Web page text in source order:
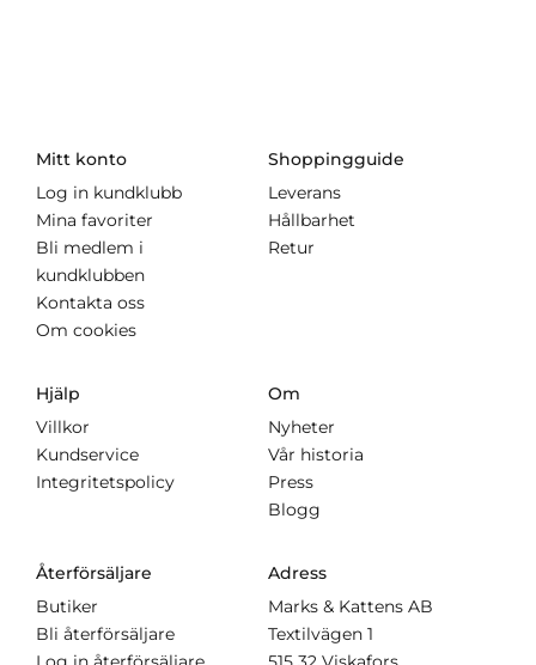
Mitt konto
Log in kundklubb
Mina favoriter
Bli medlem i
kundklubben
Kontakta oss
Om cookies
Shoppingguide
Leverans
Hållbarhet
Retur
Hjälp
Villkor
Kundservice
Integritetspolicy
Om
Nyheter
Vår historia
Press
Blogg
Återförsäljare
Butiker
Bli återförsäljare
Adress
Marks & Kattens AB
Textilvägen 1